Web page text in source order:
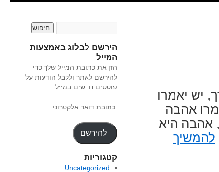
יש יאמרו
אהבה
אהבה היא
להמשיך
הירשם לבלוג באמצעות
המייל
הזן את כתובת המייל שלך כדי
להירשם לאתר ולקבל הודעות על
פוסטים חדשים במייל.
להירשם
קטגוריות
Uncategorized